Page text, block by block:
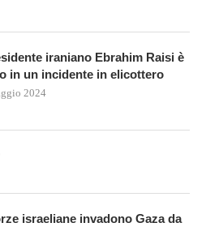
iraniano Ebrahim Raisi è
in un incidente in elicottero
2024
israeliane invadono Gaza da